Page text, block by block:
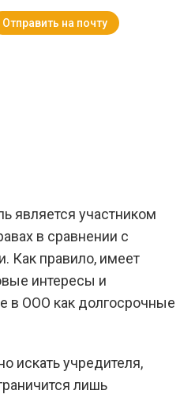
Отправить на почту
является участником
в сравнении с
Как правило, имеет
интересы и
в ООО как долгосрочные
искать учредителя,
лишь